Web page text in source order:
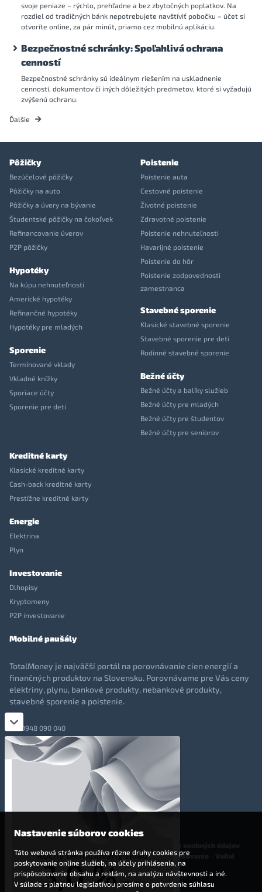
svoje peniaze – rýchlo, prehľadne a bez zbytočných poplatkov. Na
rozdiel od tradičných bánk nepotrebujete navštíviť pobočku – účet si
otvoríte online, za pár minút, priamo cez mobilnú aplikáciu.
Bezpečnostné schránky: Spoľahlivá ochrana
cenností
Bezpečnostné schránky sú ideálnym riešením na uskladnenie
cenností, dokumentov či iných dôležitých predmetov, ktoré si vyžadujú
zvýšenú ochranu.
Ďalšie
Pôžičky
Bezúčelové pôžičky
Pôžičky na auto
Pôžičky a úvery na bývanie
Študentské pôžičky na čokoľvek
Refinancovanie úverov
P2P pôžičky
Hypotéky
Na kúpu nehnuteľnosti
Americké hypotéky
Refinančné hypotéky
Hypotéky pre mladých
Sporenie
Termínované vklady
Vkladné knížky
Sporiace účty
Sporenie pre deti
Poistenie
Poistenie auta
Cestovné poistenie
Životné poistenie
Zdravotné poistenie
Poistenie nehnuteľnosti
Havarijné poistenie
Poistenie do hôr
Poistenie zodpovednosti
zamestnanca
Stavebné sporenie
Klasické stavebné sporenie
Stavebné sporenie pre deti
Rodinné stavebné sporenie
Bežné účty
Bežné účty a balíky služieb
Bežné účty pre mladých
Bežné účty pre študentov
Bežné účty pre seniorov
Kreditné karty
Klasické kreditné karty
Cash-back kreditné karty
Prestížne kreditné karty
Energie
Elektrina
Plyn
Investovanie
Dlhopisy
Kryptomeny
P2P investovanie
Mobilné paušály
TotalMoney je najväčší portál na porovnávanie cien energií a
finančných produktov na Slovensku. Porovnávame pre Vás ceny
elektriny, plynu, bankové produkty, nebankové produkty,
stavebné sporenie a poistenie.
0948 090 040
+421 948 090 051
info@totalmoney.sk
Levočská 866, Poprad, 058 01
Cookies-Nastavenia cookies -Finančné sprostredkovanie
pracovné miesta
Nastavenie súborov cookies
Táto webová stránka používa rôzne druhy cookies pre
poskytovanie online služieb, na účely prihlásenia, na
prispôsobovanie obsahu a reklám, na analýzu návštevnosti a iné.
V súlade s platnou legislatívou prosíme o potvrdenie súhlasu